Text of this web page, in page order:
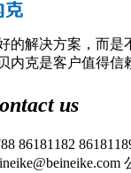
的解决方案，而是
内克是客户值得信
us
86181182